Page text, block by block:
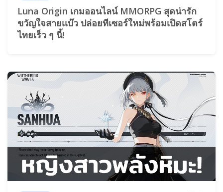
Luna Origin เกมออนไลน์ MMORPG สุดน่ารัก
ขวัญใจสายเเบ๊ว ปล่อยทีเซอร์ใหม่พร้อมเปิดสโตร์
ไทยเร็ว ๆ นี้!